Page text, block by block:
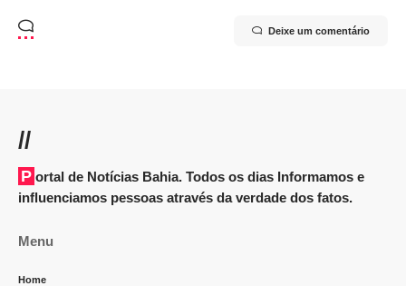
Deixe um comentário
//
Portal de Notícias Bahia. Todos os dias Informamos e
influenciamos pessoas através da verdade dos fatos.
Menu
Home